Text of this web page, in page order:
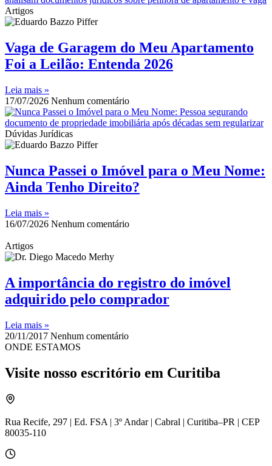
Artigos
Vaga de Garagem do Meu Apartamento
Foi a Leilão: Entenda 2026
Leia mais »
17/07/2026 Nenhum comentário
Dúvidas Jurídicas
Nunca Passei o Imóvel para o Meu Nome:
Ainda Tenho Direito?
Leia mais »
16/07/2026 Nenhum comentário
Artigos
A importância do registro do imóvel
adquirido pelo comprador
Leia mais »
20/11/2017 Nenhum comentário
ONDE ESTAMOS
Visite nosso escritório em Curitiba
Rua Recife, 297 | Ed. FSA | 3º Andar | Cabral | Curitiba–PR | CEP
80035-110